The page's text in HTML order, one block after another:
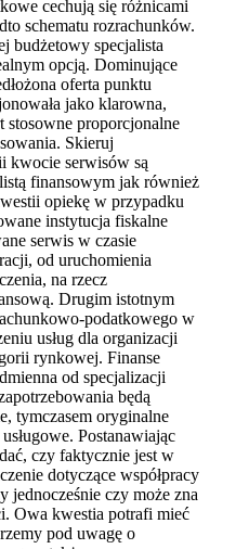
cechują się różnicami
schematu rozrachunków.
budżetowy specjalista
opcją. Dominujące
oferta punktu
jako klarowna,
stosowne proporcjonalne
Skieruj
kwocie serwisów są
finansowym jak również
opiekę w przypadku
instytucja fiskalne
serwis w czasie
od uruchomienia
na rzecz
Drugim istotnym
podatkowego w
usług dla organizacji
rynkowej. Finanse
od specjalizacji
będą
tymczasem oryginalne
Postanawiając
czy faktycznie jest w
dotyczące współpracy
jednocześnie czy może zna
Owa kwestia potrafi mieć
pod uwagę o